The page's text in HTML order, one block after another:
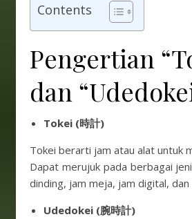
Contents
Pengertian
dan
Tokei (時計)
Tokei berarti jam atau alat untuk
Dapat merujuk pada berbagai
dinding, jam meja, jam digital, dan
Udedokei (腕時計)